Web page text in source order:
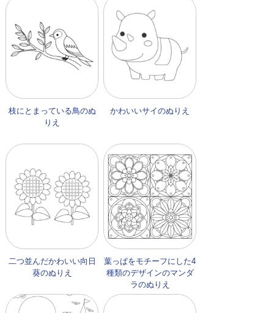
枝にとまっている鳥のぬ
りえ
かわいいサイのぬりえ
二つ並んだかわいい向日
葵のぬりえ
葉っぱをモチーフにした4
種類のデザインのマンダ
ラのぬりえ